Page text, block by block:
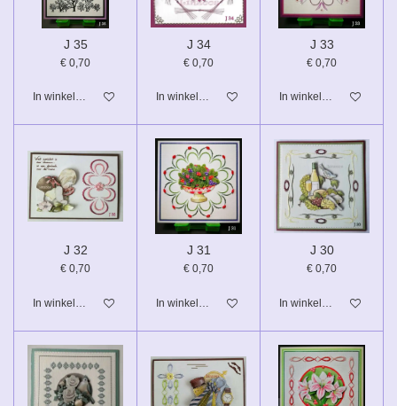
J 35
€ 0,70
In winkelwagen
J 34
€ 0,70
In winkelwagen
J 33
€ 0,70
In winkelwagen
J 32
€ 0,70
In winkelwagen
J 31
€ 0,70
In winkelwagen
J 30
€ 0,70
In winkelwagen